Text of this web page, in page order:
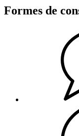
Formes de